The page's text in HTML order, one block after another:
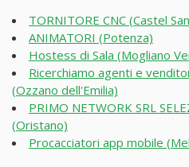
TORNITORE CNC (Castel
ANIMATORI (Potenza)
Hostess di Sala (Mogliano
Ricerchiamo agenti e
(Ozzano dell'Emilia)
PRIMO NETWORK SRL
(Oristano)
Procacciatori app mobile